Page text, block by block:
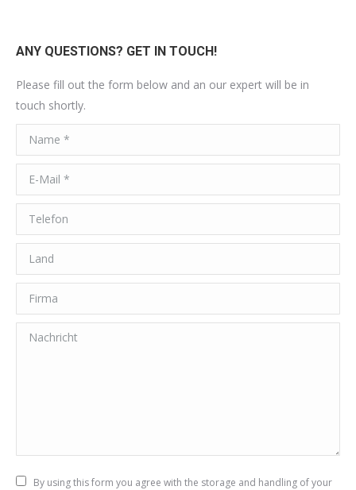
ANY QUESTIONS? GET IN TOUCH!
Please fill out the form below and an our expert will be in
touch shortly.
Name *
E-Mail *
Telefon
Land
Firma
Nachricht
By using this form you agree with the storage and handling of your